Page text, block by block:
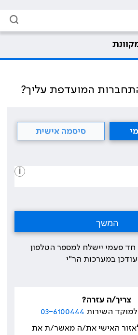
המועדפת עליך?
סיסמה אישית
i
חד פעמי יישלח למספר הטלפון
במערכות הר"י
צריך/ה עזרה?
השירות 03-6100444
האישי את/ה מאשר/ת את